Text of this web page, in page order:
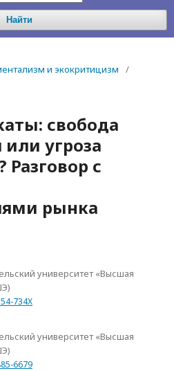
Найти
и экокритицизм
/
свобода
угроза
Разговор с
рынка
университет «Высшая
734X
университет «Высшая
6679